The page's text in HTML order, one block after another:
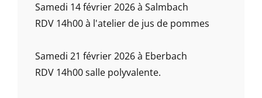
Samedi 14 février 2026 à Salmbach
RDV 14h00 à l'atelier de jus de pommes
Samedi 21 février 2026 à Eberbach
RDV 14h00 salle polyvalente.